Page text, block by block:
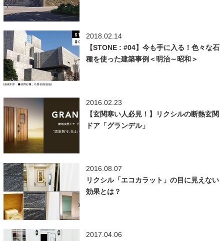
2018.02.14
【STONE : #04】今も手に入る！色々な石
種を使った建築事例＜明治～昭和＞
2016.02.23
【玄関寒い人必見！】リクシルの断熱玄関
ドア「グランデル」
2016.08.07
リクシル「エコカラット」の目に見えない
効果とは？
2017.04.06